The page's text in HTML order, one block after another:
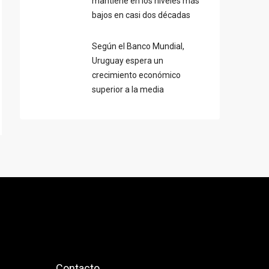
bajos en casi dos décadas
Según el Banco Mundial,
Uruguay espera un
crecimiento económico
superior a la media